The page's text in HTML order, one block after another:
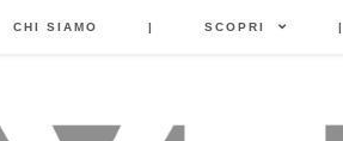
CHI SIAMO | SCOPRI |